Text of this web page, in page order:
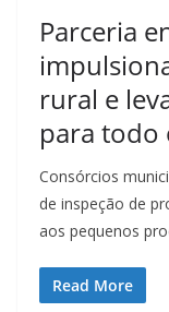
Parceria
rural e
para todo
Consórcios
de inspeção de
aos pequenos
Read More